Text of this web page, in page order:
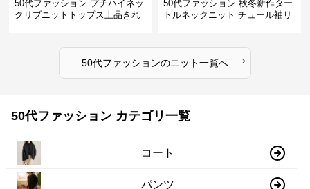
50代ファッション プチハイネッ
クリブニットトップス上品きれ
50代ファッション 秋冬新作ター
トルネックニット チュール袖リ
50代ファッションのニット一覧へ ›
50代ファッション カテゴリ一覧
コート
パンツ